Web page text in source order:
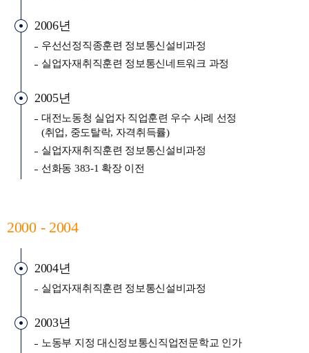
2006년
우선선정직종훈련 정보통신설비과정
실업자재취직훈련 정보통신네트워크 과정
2005년
대전노동청 실업자 직업훈련 우수 사례 선정
(취업, 중도탈락, 자격취득률)
실업자재취직훈련 정보통신설비과정
선화동 383-1 확장 이전
2000 - 2004
2004년
실업자재취직훈련 정보통신설비과정
2003년
노동부 지정 대신정보통신직업전문학교 인가